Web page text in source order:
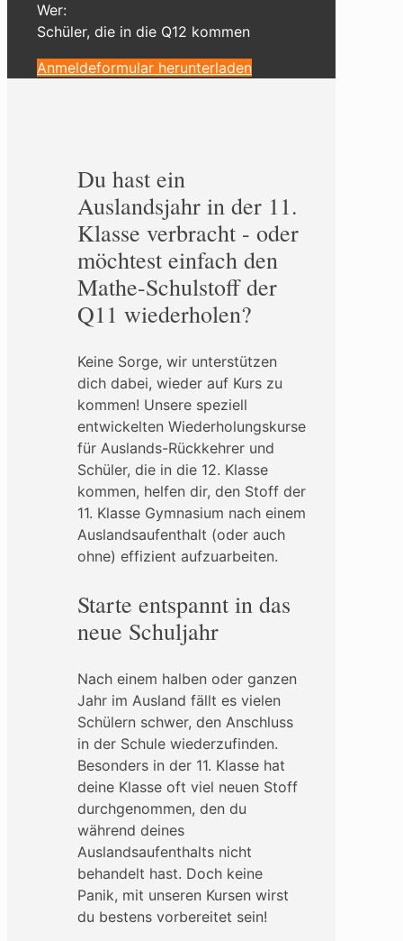
Wer:
Schüler, die in die Q12 kommen
Anmeldeformular herunterladen
Du hast ein
Auslandsjahr in der 11.
Klasse verbracht - oder
möchtest einfach den
Mathe-Schulstoff der
Q11 wiederholen?
Keine Sorge, wir unterstützen
dich dabei, wieder auf Kurs zu
kommen! Unsere speziell
entwickelten Wiederholungskurse
für Auslands-Rückkehrer und
Schüler, die in die 12. Klasse
kommen, helfen dir, den Stoff der
11. Klasse Gymnasium nach einem
Auslandsaufenthalt (oder auch
ohne) effizient aufzuarbeiten.
Starte entspannt in das
neue Schuljahr
Nach einem halben oder ganzen
Jahr im Ausland fällt es vielen
Schülern schwer, den Anschluss
in der Schule wiederzufinden.
Besonders in der 11. Klasse hat
deine Klasse oft viel neuen Stoff
durchgenommen, den du
während deines
Auslandsaufenthalts nicht
behandelt hast. Doch keine
Panik, mit unseren Kursen wirst
du bestens vorbereitet sein!